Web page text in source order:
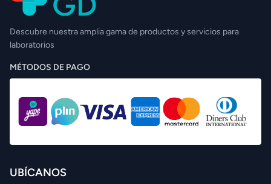
Descubre nuestra amplia gama de productos y servicios para
laboratorios
MÉTODOS DE PAGO
UBÍCANOS